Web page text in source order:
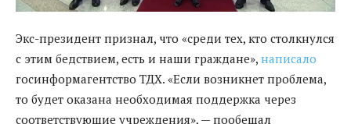
Экс-президент признал, что «среди тех, кто столкнулся
с этим бедствием, есть и наши граждане», написало
госинформагентство ТДХ. «Если возникнет проблема,
то будет оказана необходимая поддержка через
соответствующие учреждения», — пообещал